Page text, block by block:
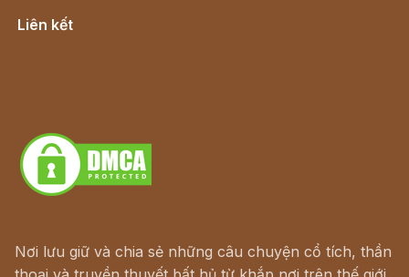
Liên kết
Nơi lưu giữ và chia sẻ những câu chuyện cổ tích, thần